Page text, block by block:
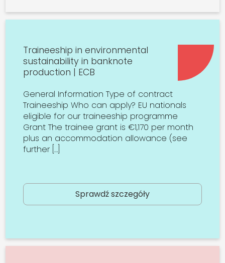
Traineeship in environmental
sustainability in banknote
production | ECB
General Information Type of contract
Traineeship Who can apply? EU nationals
eligible for our traineeship programme
Grant The trainee grant is €1,170 per month
plus an accommodation allowance (see
further […]
Sprawdź szczegóły